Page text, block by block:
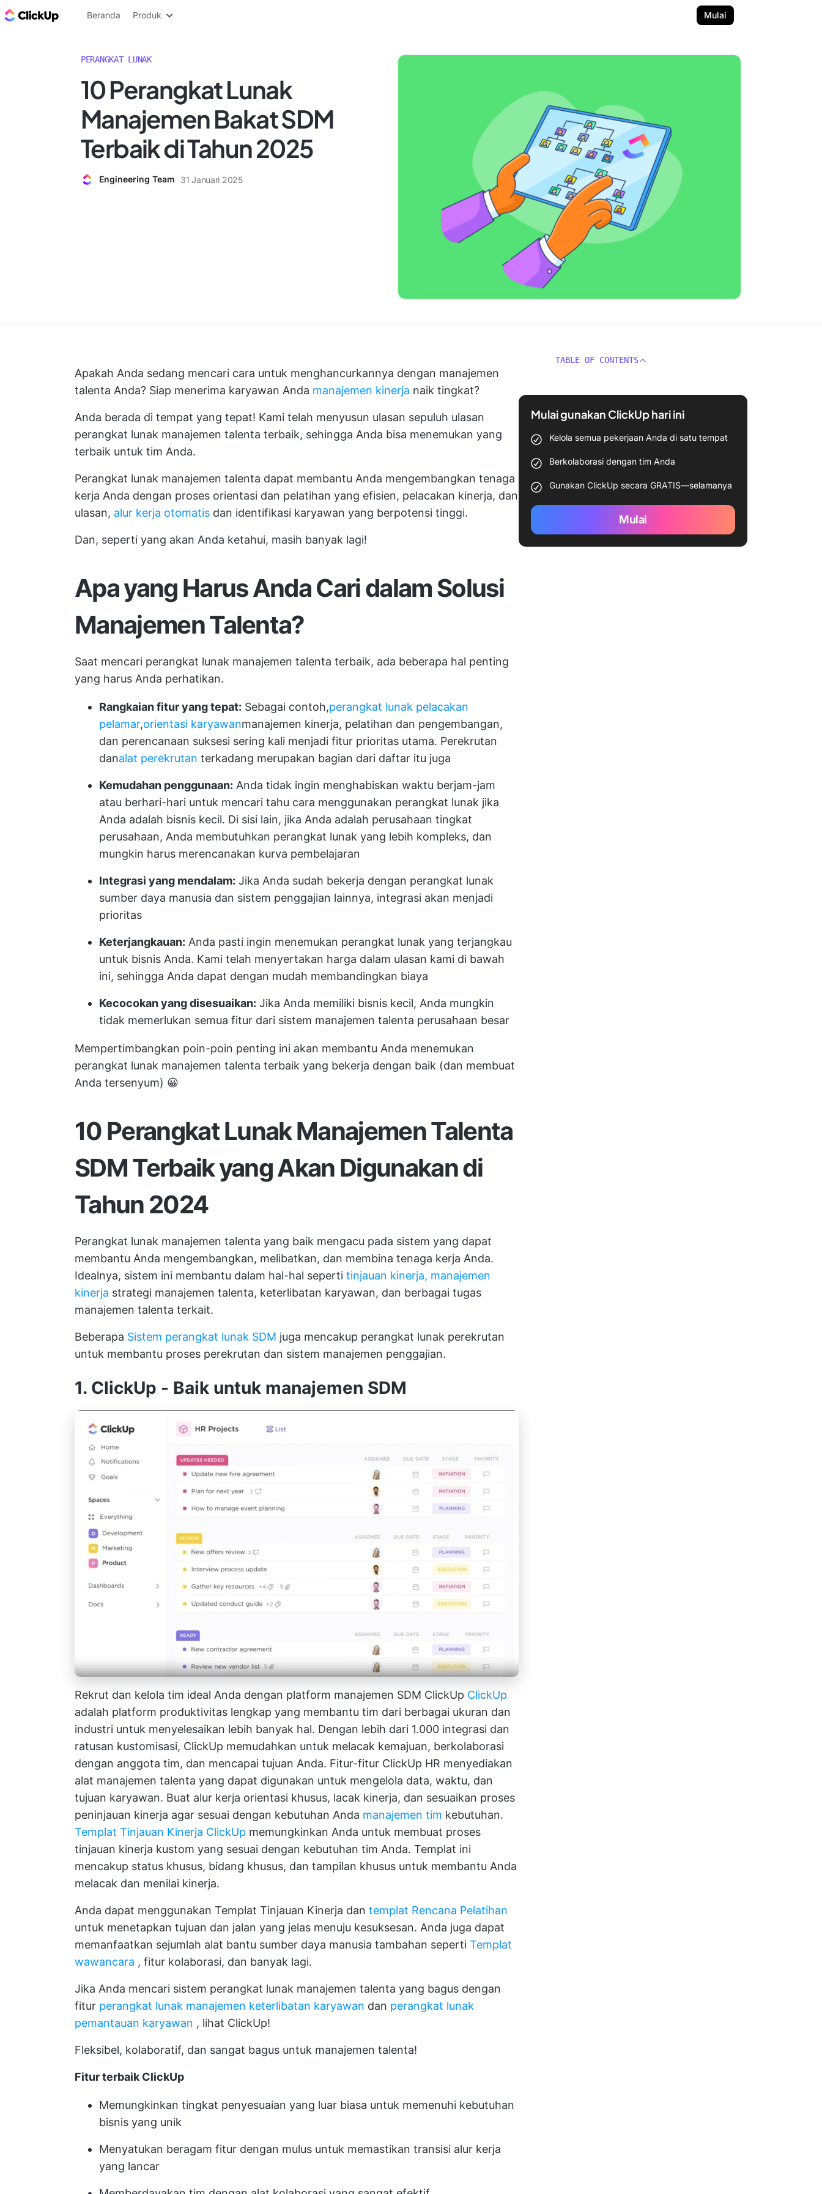
Blog ClickUp
Beranda Produk Mulai
PERANGKAT LUNAK
10 Perangkat Lunak
Manajemen Bakat SDM
Terbaik di Tahun 2025
Engineering Team 31 Januari 2025
Apakah Anda sedang mencari cara untuk menghancurkannya dengan manajemen
talenta Anda? Siap menerima karyawan Anda manajemen kinerja naik tingkat?
Anda berada di tempat yang tepat! Kami telah menyusun ulasan sepuluh ulasan
perangkat lunak manajemen talenta terbaik, sehingga Anda bisa menemukan yang
terbaik untuk tim Anda.
Perangkat lunak manajemen talenta dapat membantu Anda mengembangkan tenaga
kerja Anda dengan proses orientasi dan pelatihan yang efisien, pelacakan kinerja, dan
ulasan, alur kerja otomatis dan identifikasi karyawan yang berpotensi tinggi.
Dan, seperti yang akan Anda ketahui, masih banyak lagi!
Apa yang Harus Anda Cari dalam Solusi
Manajemen Talenta?
Saat mencari perangkat lunak manajemen talenta terbaik, ada beberapa hal penting
yang harus Anda perhatikan.
Rangkaian fitur yang tepat: Sebagai contoh,perangkat lunak pelacakan
pelamar,orientasi karyawanmanajemen kinerja, pelatihan dan pengembangan,
dan perencanaan suksesi sering kali menjadi fitur prioritas utama. Perekrutan
danalat perekrutan terkadang merupakan bagian dari daftar itu juga
Kemudahan penggunaan: Anda tidak ingin menghabiskan waktu berjam-jam
atau berhari-hari untuk mencari tahu cara menggunakan perangkat lunak jika
Anda adalah bisnis kecil. Di sisi lain, jika Anda adalah perusahaan tingkat
perusahaan, Anda membutuhkan perangkat lunak yang lebih kompleks, dan
mungkin harus merencanakan kurva pembelajaran
Integrasi yang mendalam: Jika Anda sudah bekerja dengan perangkat lunak
sumber daya manusia dan sistem penggajian lainnya, integrasi akan menjadi
prioritas
Keterjangkauan: Anda pasti ingin menemukan perangkat lunak yang terjangkau
untuk bisnis Anda. Kami telah menyertakan harga dalam ulasan kami di bawah
ini, sehingga Anda dapat dengan mudah membandingkan biaya
Kecocokan yang disesuaikan: Jika Anda memiliki bisnis kecil, Anda mungkin
tidak memerlukan semua fitur dari sistem manajemen talenta perusahaan besar
Mempertimbangkan poin-poin penting ini akan membantu Anda menemukan
perangkat lunak manajemen talenta terbaik yang bekerja dengan baik (dan membuat
Anda tersenyum) 😀
10 Perangkat Lunak Manajemen Talenta
SDM Terbaik yang Akan Digunakan di
Tahun 2024
Perangkat lunak manajemen talenta yang baik mengacu pada sistem yang dapat
membantu Anda mengembangkan, melibatkan, dan membina tenaga kerja Anda.
Idealnya, sistem ini membantu dalam hal-hal seperti tinjauan kinerja, manajemen
kinerja strategi manajemen talenta, keterlibatan karyawan, dan berbagai tugas
manajemen talenta terkait.
Beberapa Sistem perangkat lunak SDM juga mencakup perangkat lunak perekrutan
untuk membantu proses perekrutan dan sistem manajemen penggajian.
1. ClickUp - Baik untuk manajemen SDM
Rekrut dan kelola tim ideal Anda dengan platform manajemen SDM ClickUp ClickUp
adalah platform produktivitas lengkap yang membantu tim dari berbagai ukuran dan
industri untuk menyelesaikan lebih banyak hal. Dengan lebih dari 1.000 integrasi dan
ratusan kustomisasi, ClickUp memudahkan untuk melacak kemajuan, berkolaborasi
dengan anggota tim, dan mencapai tujuan Anda. Fitur-fitur ClickUp HR menyediakan
alat manajemen talenta yang dapat digunakan untuk mengelola data, waktu, dan
tujuan karyawan. Buat alur kerja orientasi khusus, lacak kinerja, dan sesuaikan proses
peninjauan kinerja agar sesuai dengan kebutuhan Anda manajemen tim kebutuhan.
Templat Tinjauan Kinerja ClickUp memungkinkan Anda untuk membuat proses
tinjauan kinerja kustom yang sesuai dengan kebutuhan tim Anda. Templat ini
mencakup status khusus, bidang khusus, dan tampilan khusus untuk membantu Anda
melacak dan menilai kinerja.
Anda dapat menggunakan Templat Tinjauan Kinerja dan templat Rencana Pelatihan
untuk menetapkan tujuan dan jalan yang jelas menuju kesuksesan. Anda juga dapat
memanfaatkan sejumlah alat bantu sumber daya manusia tambahan seperti Templat
wawancara , fitur kolaborasi, dan banyak lagi.
Jika Anda mencari sistem perangkat lunak manajemen talenta yang bagus dengan
fitur perangkat lunak manajemen keterlibatan karyawan dan perangkat lunak
pemantauan karyawan , lihat ClickUp!
Fleksibel, kolaboratif, dan sangat bagus untuk manajemen talenta!
Fitur terbaik ClickUp
Memungkinkan tingkat penyesuaian yang luar biasa untuk memenuhi kebutuhan
bisnis yang unik
Menyatukan beragam fitur dengan mulus untuk memastikan transisi alur kerja
yang lancar
TABLE OF CONTENTS
Mulai gunakan ClickUp hari ini
Kelola semua pekerjaan Anda di satu tempat
Berkolaborasi dengan tim Anda
Gunakan ClickUp secara GRATIS—selamanya
Mulai